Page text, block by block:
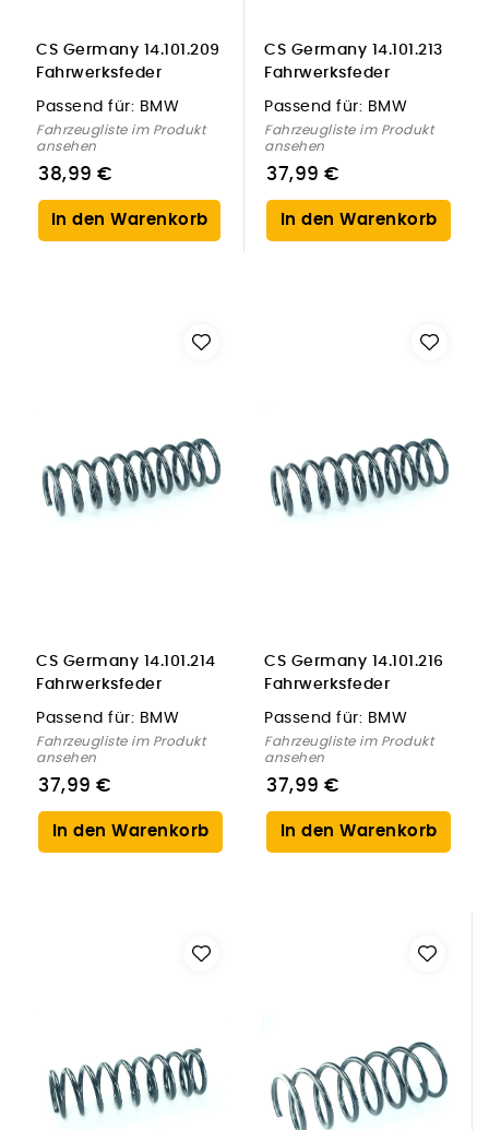
CS Germany 14.101.209
Fahrwerksfeder
Vorderachse für BMW
Passend für: BMW
Fahrzeugliste im Produkt
ansehen
38,99 €
In den Warenkorb
CS Germany 14.101.213
Fahrwerksfeder
Hinterachse für BMW
Passend für: BMW
Fahrzeugliste im Produkt
ansehen
37,99 €
In den Warenkorb
CS Germany 14.101.214
Fahrwerksfeder
Hinterachse für BMW
Passend für: BMW
Fahrzeugliste im Produkt
ansehen
37,99 €
In den Warenkorb
CS Germany 14.101.216
Fahrwerksfeder
Hinterachse für BMW
Passend für: BMW
Fahrzeugliste im Produkt
ansehen
37,99 €
In den Warenkorb